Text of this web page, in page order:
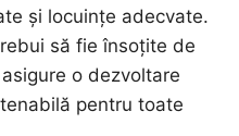
și locuințe adecvate.
să fie însoțite de
o dezvoltare
pentru toate